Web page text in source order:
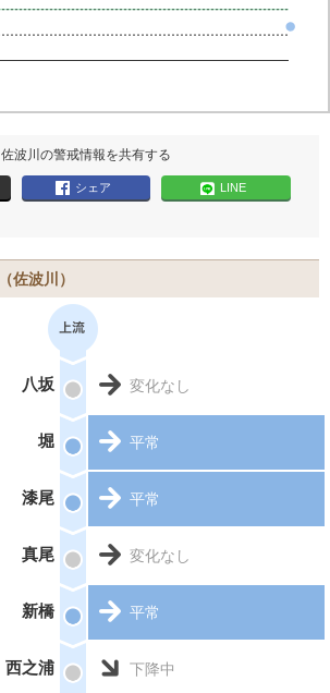
佐波川の警戒情報を共有する
シェア LINE
（佐波川）
八坂 変化なし
堀 平常
漆尾 平常
真尾 変化なし
新橋 平常
西之浦 下降中